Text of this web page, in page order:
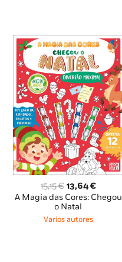
15,15€ O
preço
original
era:
13,64€O
preço
A Magia das Cores: Chegou
o Natal
Varios autores